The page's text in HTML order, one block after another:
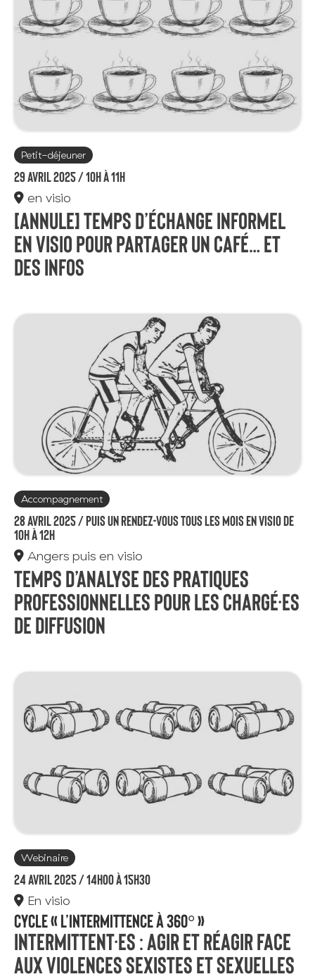
Petit-déjeuner
29 avril 2025 /10h à 11h
en visio
[ANNULE] Temps d’échange informel
en visio pour partager un café… et
des infos
Accompagnement
28 avril 2025 /puis un rendez-vous tous les mois en visio de
10h à 12h
Angers puis en visio
Temps d’analyse des pratiques
professionnelles pour les chargé·es
de diffusion
Webinaire
24 avril 2025 /14h00 à 15h30
En visio
Cycle « L’intermittence à 360° »
Intermittent·es : Agir et réagir face
aux violences sexistes et sexuelles